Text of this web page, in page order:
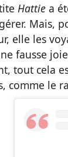
Hattie a
Mais,
elle les
fausse
tout cela
comme le